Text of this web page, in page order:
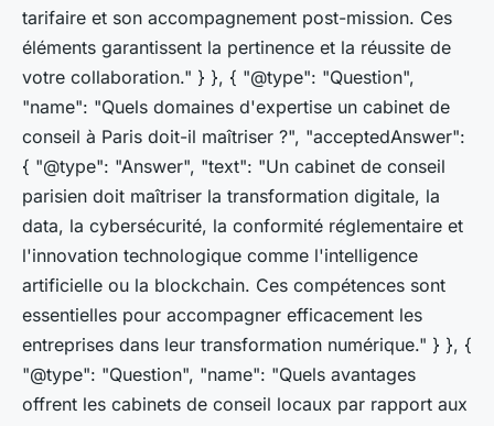
tarifaire et son accompagnement post-mission. Ces
éléments garantissent la pertinence et la réussite de
votre collaboration." } }, { "@type": "Question",
"name": "Quels domaines d'expertise un cabinet de
conseil à Paris doit-il maîtriser ?", "acceptedAnswer":
{ "@type": "Answer", "text": "Un cabinet de conseil
parisien doit maîtriser la transformation digitale, la
data, la cybersécurité, la conformité réglementaire et
l'innovation technologique comme l'intelligence
artificielle ou la blockchain. Ces compétences sont
essentielles pour accompagner efficacement les
entreprises dans leur transformation numérique." } }, {
"@type": "Question", "name": "Quels avantages
offrent les cabinets de conseil locaux par rapport aux